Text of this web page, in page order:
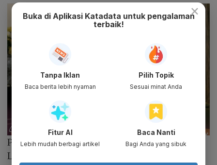
Photo :Instagram/@rdmpublishers
Layangan Putus
×
Buka di Aplikasi Katadata untuk pengalaman
terbaik!
Tanpa Iklan
Baca berita lebih nyaman
Pilih Topik
Sesuai minat Anda
Fitur AI
Lebih mudah berbagi artikel
Baca Nanti
Bagi Anda yang sibuk